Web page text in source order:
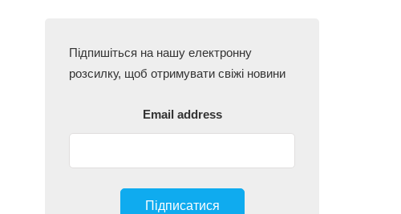
Підпишіться на нашу електронну
розсилку, щоб отримувати свіжі новини
Email address